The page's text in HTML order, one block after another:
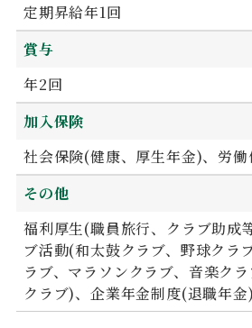
定期昇給年1回
賞与
年2回
加入保険
社会保険(健康、厚生年金)、労
その他
福利厚生(職員旅行、クラブ助成
ブ活動(和太鼓クラブ、野球クラ
ラブ、マラソンクラブ、音楽ク
クラブ)、企業年金制度(退職年金